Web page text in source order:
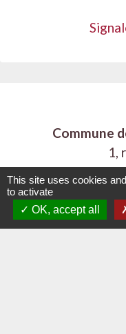
Commune
1,
85670 La
This site uses cookies
to activate
OK, accept all